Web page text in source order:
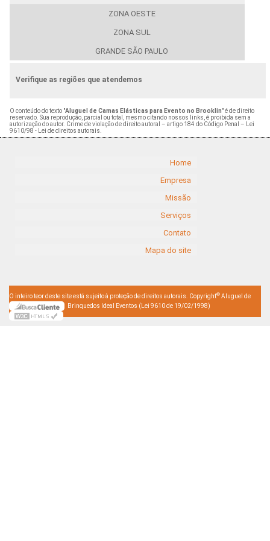
ZONA OESTE
ZONA SUL
GRANDE SÃO PAULO
Verifique as regiões que atendemos
O conteúdo do texto "Aluguel de Camas Elásticas para Evento no Brooklin" é de direito
reservado. Sua reprodução, parcial ou total, mesmo citando nossos links, é proibida sem a
autorização do autor. Crime de violação de direito autoral – artigo 184 do Código Penal – Lei
9610/98 - Lei de direitos autorais.
Home
Empresa
Missão
Serviços
Contato
Mapa do site
O inteiro teor deste site está sujeito à proteção de direitos autorais. Copyright© Aluguel de
Brinquedos Ideal Eventos (Lei 9610 de 19/02/1998)